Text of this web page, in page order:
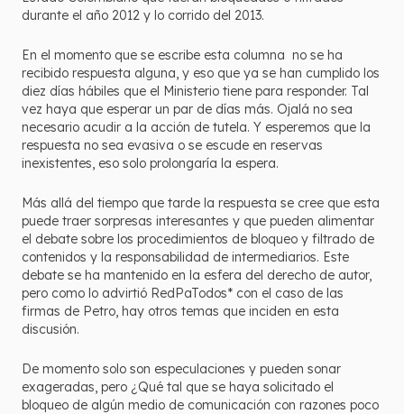
durante el año 2012 y lo corrido del 2013.
En el momento que se escribe esta columna no se ha
recibido respuesta alguna, y eso que ya se han cumplido los
diez días hábiles que el Ministerio tiene para responder. Tal
vez haya que esperar un par de días más. Ojalá no sea
necesario acudir a la acción de tutela. Y esperemos que la
respuesta no sea evasiva o se escude en reservas
inexistentes, eso solo prolongaría la espera.
Más allá del tiempo que tarde la respuesta se cree que esta
puede traer sorpresas interesantes y que pueden alimentar
el debate sobre los procedimientos de bloqueo y filtrado de
contenidos y la responsabilidad de intermediarios. Este
debate se ha mantenido en la esfera del derecho de autor,
pero como lo advirtió RedPaTodos* con el caso de las
firmas de Petro, hay otros temas que inciden en esta
discusión.
De momento solo son especulaciones y pueden sonar
exageradas, pero ¿Qué tal que se haya solicitado el
bloqueo de algún medio de comunicación con razones poco